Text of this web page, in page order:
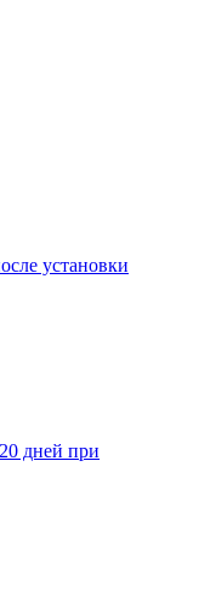
установки
дней при